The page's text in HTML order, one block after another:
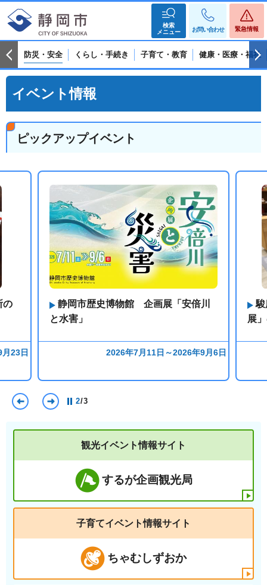
検索
メニュー
お問い合わせ 緊急情報
防災・安全 くらし・手続き 子育て・教育 健康・医療・福祉
イベント情報
ピックアップイベント
前のスライドを表示
2/3
の
23日
静岡市歴史博物館 企画展「安倍川
と水害」
2026年7月11日～2026年9月6日
駿
展
観光イベント情報サイト
するが企画観光局
子育てイベント情報サイト
ちゃむしずおか